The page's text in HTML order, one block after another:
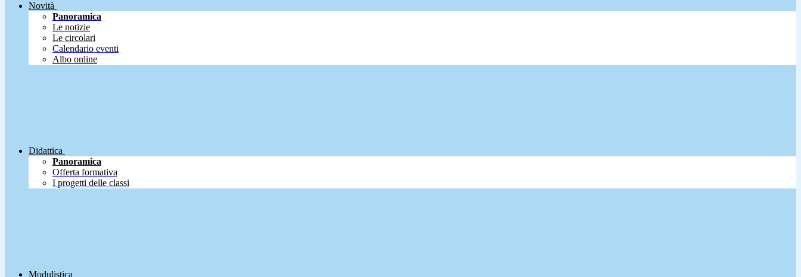
Novità
Panoramica
Le notizie
Le circolari
Calendario eventi
Albo online
Didattica
Panoramica
Offerta formativa
I progetti delle classi
Modulistica